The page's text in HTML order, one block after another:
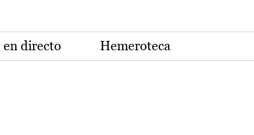
en directo Hemeroteca